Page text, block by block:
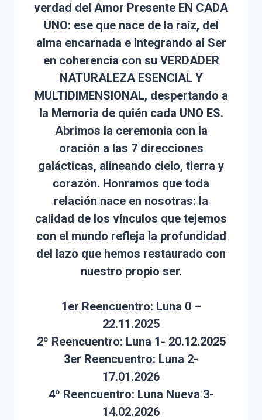
verdad del Amor Presente EN CADA
UNO: ese que nace de la raíz, del
alma encarnada e integrando al Ser
en coherencia con su VERDADER
NATURALEZA ESENCIAL Y
MULTIDIMENSIONAL, despertando a
la Memoria de quién cada UNO ES.
Abrimos la ceremonia con la
oración a las 7 direcciones
galácticas, alineando cielo, tierra y
corazón. Honramos que toda
relación nace en nosotras: la
calidad de los vínculos que tejemos
con el mundo refleja la profundidad
del lazo que hemos restaurado con
nuestro propio ser.
1er Reencuentro: Luna 0 –
22.11.2025
2º Reencuentro: Luna 1- 20.12.2025
3er Reencuentro: Luna 2-
17.01.2026
4º Reencuentro: Luna Nueva 3-
14.02.2026